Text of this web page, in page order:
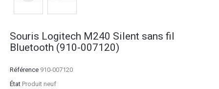
Souris Logitech M240 Silent sans fil
Bluetooth (910-007120)
Référence 910-007120
État Produit neuf